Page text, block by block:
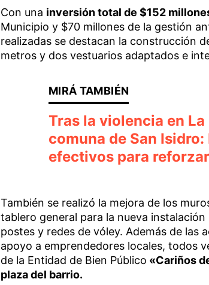
Con una inversión total de $152
Municipio y $70 millones de la gestión
realizadas se destacan la construcción
metros y dos vestuarios adaptados e
Tras la violencia en
comuna de San
efectivos para
También se realizó la mejora de los
tablero general para la nueva
postes y redes de vóley. Además de las
apoyo a emprendedores locales, todos
de la Entidad de Bien Público «Cariños
plaza del barrio.